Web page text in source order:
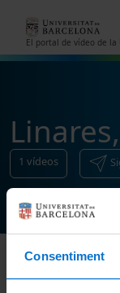
Consentiment
El portal de vídeo de
1 vídeos
Ordenar